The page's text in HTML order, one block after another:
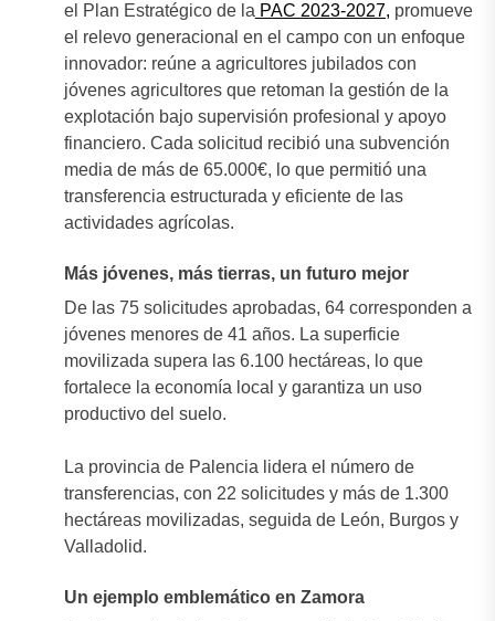
el Plan Estratégico de la PAC 2023-2027, promueve
el relevo generacional en el campo con un enfoque
innovador: reúne a agricultores jubilados con
jóvenes agricultores que retoman la gestión de la
explotación bajo supervisión profesional y apoyo
financiero. Cada solicitud recibió una subvención
media de más de 65.000€, lo que permitió una
transferencia estructurada y eficiente de las
actividades agrícolas.
Más jóvenes, más tierras, un futuro mejor
De las 75 solicitudes aprobadas, 64 corresponden a
jóvenes menores de 41 años. La superficie
movilizada supera las 6.100 hectáreas, lo que
fortalece la economía local y garantiza un uso
productivo del suelo.
La provincia de Palencia lidera el número de
transferencias, con 22 solicitudes y más de 1.300
hectáreas movilizadas, seguida de León, Burgos y
Valladolid.
Un ejemplo emblemático en Zamora